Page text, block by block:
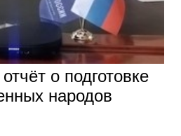
о подготовке
народов